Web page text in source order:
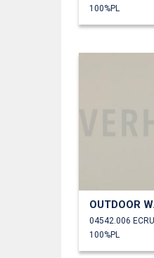
100%PL
04542.006 ECRU
100%PL